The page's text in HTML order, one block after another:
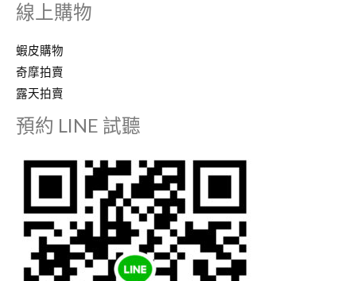
線上購物
蝦皮購物
奇摩拍賣
露天拍賣
預約 LINE 試聽